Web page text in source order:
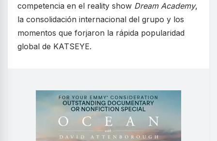
competencia en el reality show Dream Academy,
la consolidación internacional del grupo y los
momentos que forjaron la rápida popularidad
global de KATSEYE.